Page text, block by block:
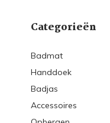
Categorieën
Badmat
Handdoek
Badjas
Accessoires